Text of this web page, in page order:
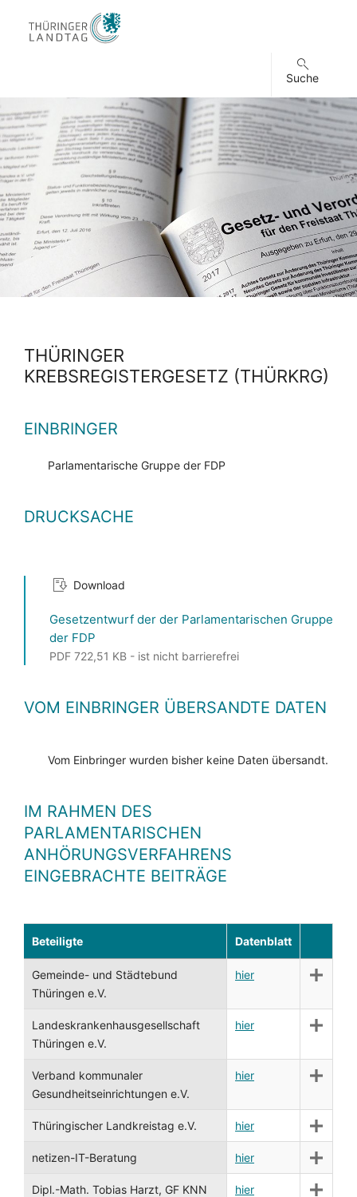
Suche
THÜRINGER
KREBSREGISTERGESETZ (THÜRKRG)
EINBRINGER
Parlamentarische Gruppe der FDP
DRUCKSACHE
Download
Gesetzentwurf der der Parlamentarischen Gruppe
der FDP
PDF 722,51 KB - ist nicht barrierefrei
VOM EINBRINGER ÜBERSANDTE DATEN
Vom Einbringer wurden bisher keine Daten übersandt.
IM RAHMEN DES
PARLAMENTARISCHEN
ANHÖRUNGSVERFAHRENS
EINGEBRACHTE BEITRÄGE
Beteiligte Datenblatt
Gemeinde- und Städtebund
Thüringen e.V.
hier
Landeskrankenhausgesellschaft
Thüringen e.V.
hier
Verband kommunaler
Gesundheitseinrichtungen e.V.
hier
Thüringischer Landkreistag e.V. hier
netizen-IT-Beratung hier
Dipl.-Math. Tobias Harzt, GF KNN hier